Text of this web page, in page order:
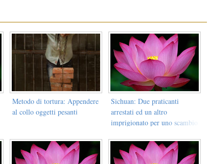
Metodo di tortura: Appendere
al collo oggetti pesanti
Sichuan: Due praticanti
arrestati ed un altro
imprigionato per uno scambio